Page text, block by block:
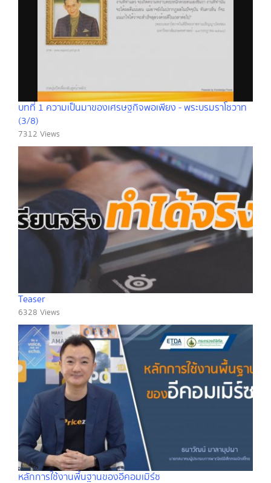
บทที่ 1 ความเป็นมาของเศรษฐกิจพอเพียง - พระบรมราโชวาท
(3/8)
7312 Views
Teaser
6328 Views
หลักการใช้งานพื้นฐานของอีคอมเมิร์ซ